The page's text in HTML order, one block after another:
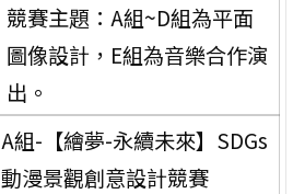
競賽主題：A組~D組為平面
圖像設計，E組為音樂合作演
出。
A組-【繪夢-永續未來】SDGs
動漫景觀創意設計競賽